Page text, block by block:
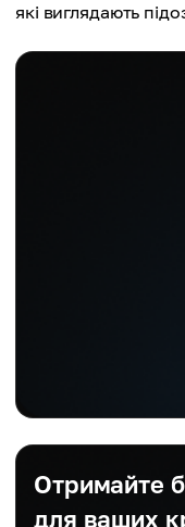
які виглядають
Отримайте
для ваших